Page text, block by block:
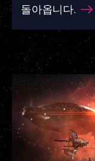
돌아옵니다.